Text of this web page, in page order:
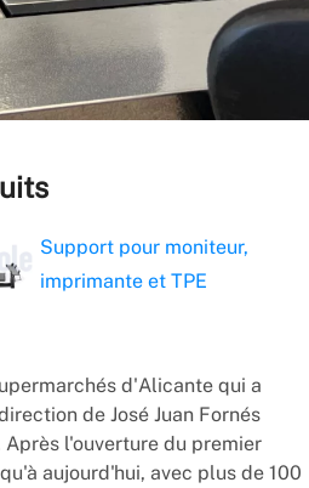
Support pour moniteur,
imprimante et TPE
d'Alicante qui a
de José Juan Fornés
l'ouverture du premier
aujourd'hui, avec plus de 100